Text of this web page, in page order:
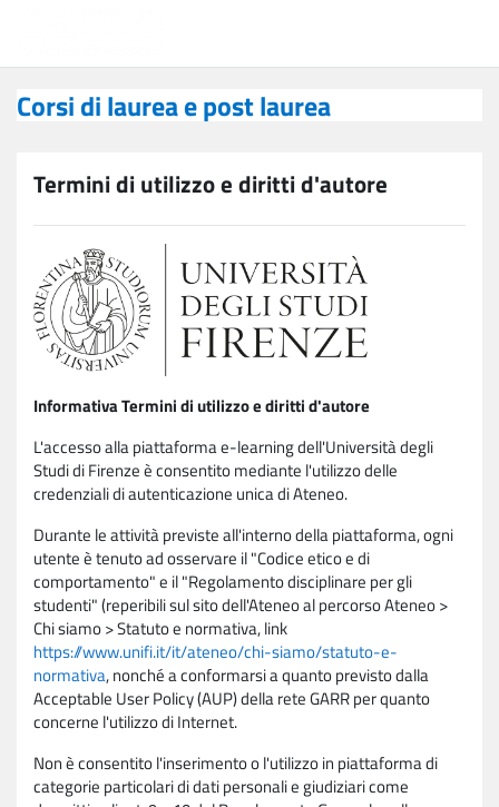
Corsi di laurea e post laurea
Termini di utilizzo e diritti d'autore
Informativa Termini di utilizzo e diritti d'autore
L'accesso alla piattaforma e-learning dell'Università degli
Studi di Firenze è consentito mediante l'utilizzo delle
credenziali di autenticazione unica di Ateneo.
Durante le attività previste all'interno della piattaforma, ogni
utente è tenuto ad osservare il "Codice etico e di
comportamento" e il "Regolamento disciplinare per gli
studenti" (reperibili sul sito dell'Ateneo al percorso Ateneo >
Chi siamo > Statuto e normativa, link
https://www.unifi.it/it/ateneo/chi-siamo/statuto-e-
normativa, nonché a conformarsi a quanto previsto dalla
Acceptable User Policy (AUP) della rete GARR per quanto
concerne l'utilizzo di Internet.
Non è consentito l'inserimento o l'utilizzo in piattaforma di
categorie particolari di dati personali e giudiziari come